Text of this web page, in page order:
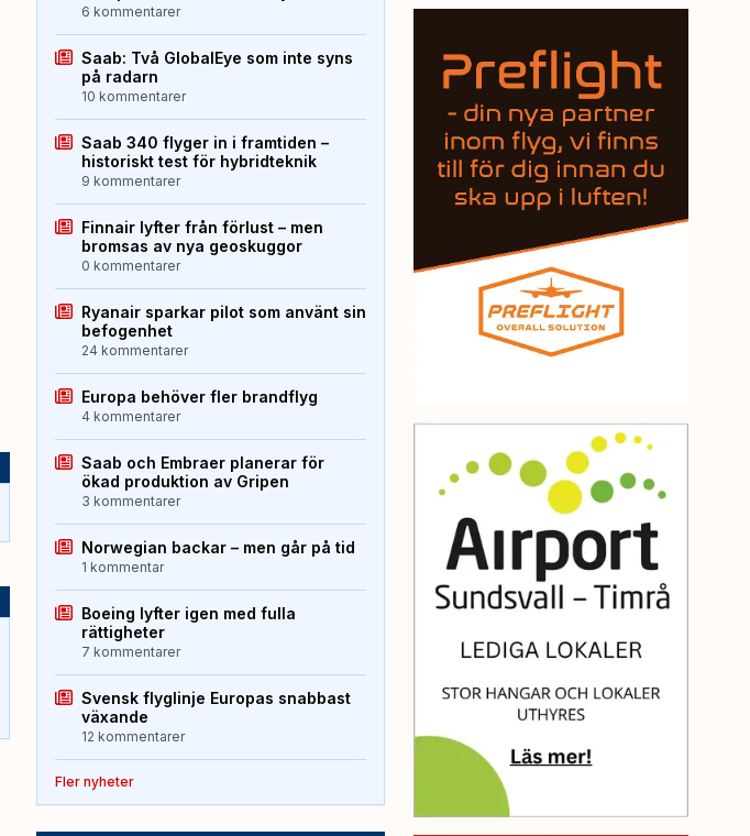
6 kommentarer
Saab: Två GlobalEye som inte syns
på radarn
10 kommentarer
Saab 340 flyger in i framtiden –
historiskt test för hybridteknik
9 kommentarer
Finnair lyfter från förlust – men
bromsas av nya geoskuggor
0 kommentarer
Ryanair sparkar pilot som använt sin
befogenhet
24 kommentarer
Europa behöver fler brandflyg
4 kommentarer
Saab och Embraer planerar för
ökad produktion av Gripen
3 kommentarer
Norwegian backar – men går på tid
1 kommentar
Boeing lyfter igen med fulla
rättigheter
7 kommentarer
Svensk flyglinje Europas snabbast
växande
12 kommentarer
Fler nyheter